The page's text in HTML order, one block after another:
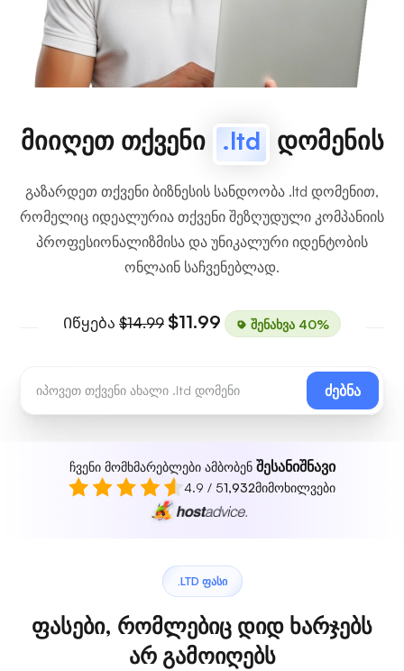
მიიღეთ თქვენი .ltd დომენის
გაზარდეთ თქვენი ბიზნესის სანდოობა .ltd დომენით,
რომელიც იდეალურია თქვენი შეზღუდული კომპანიის
პროფესიონალიზმისა და უნიკალური იდენტობის
ონლაინ საჩვენებლად.
Იწყება $14.99 $11.99 შენახვა 40%
ძებნა
ჩვენი მომხმარებლები ამბობენ შესანიშნავი
4.9 / 51,932მიმოხილვები
.LTD ᲤᲐᲡᲘ
ფასები, რომლებიც დიდ ხარჯებს
არ გამოიღებს